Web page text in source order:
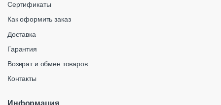
Сертификаты
Как оформить заказ
Доставка
Гарантия
Возврат и обмен товаров
Контакты